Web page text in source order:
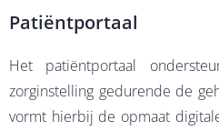
Patiëntportaal
Het patiëntportaal
zorginstelling gedurende de
vormt hierbij de opmaat